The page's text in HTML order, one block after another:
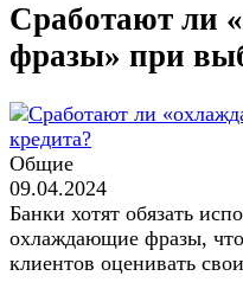
Сработают ли
фразы» при
Общие
09.04.2024
Банки хотят обязать
охлаждающие фразы,
клиентов оценивать